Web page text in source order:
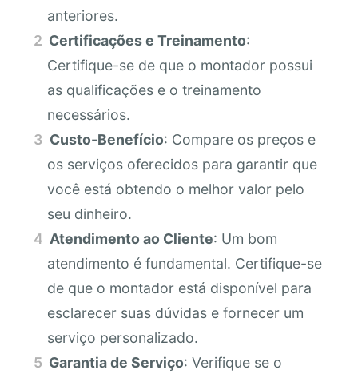
anteriores.
Certificações e Treinamento:
Certifique-se de que o montador possui
as qualificações e o treinamento
necessários.
Custo-Benefício: Compare os preços e
os serviços oferecidos para garantir que
você está obtendo o melhor valor pelo
seu dinheiro.
Atendimento ao Cliente: Um bom
atendimento é fundamental. Certifique-se
de que o montador está disponível para
esclarecer suas dúvidas e fornecer um
serviço personalizado.
Garantia de Serviço: Verifique se o